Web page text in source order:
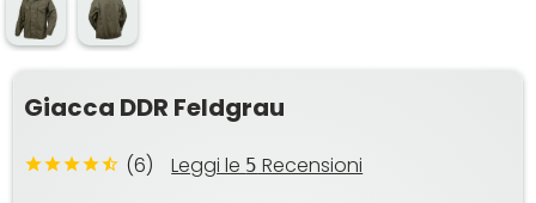
Giacca DDR Feldgrau
(6) Leggi le 5 Recensioni